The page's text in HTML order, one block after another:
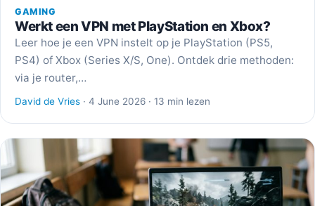
GAMING
Werkt een VPN met PlayStation en Xbox?
Leer hoe je een VPN instelt op je PlayStation (PS5,
PS4) of Xbox (Series X/S, One). Ontdek drie methoden:
via je router,…
David de Vries · 4 June 2026 · 13 min lezen